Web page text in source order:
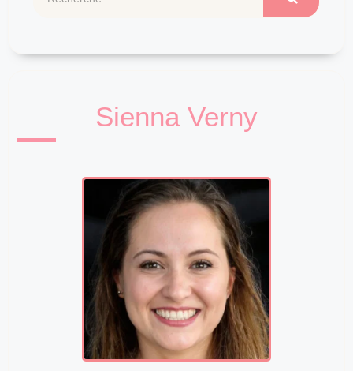
Sienna Verny